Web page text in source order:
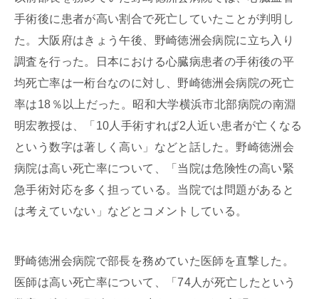
手術後に患者が高い割合で死亡していたことが判明し
た。大阪府はきょう午後、野崎徳洲会病院に立ち入り
調査を行った。日本における心臓病患者の手術後の平
均死亡率は一桁台なのに対し、野崎徳洲会病院の死亡
率は18％以上だった。昭和大学横浜市北部病院の南淵
明宏教授は、「10人手術すれば2人近い患者が亡くなる
という数字は著しく高い」などと話した。野崎徳洲会
病院は高い死亡率について、「当院は危険性の高い緊
急手術対応を多く担っている。当院では問題があると
は考えていない」などとコメントしている。
野崎徳洲会病院で部長を務めていた医師を直撃した。
医師は高い死亡率について、「74人が死亡したという